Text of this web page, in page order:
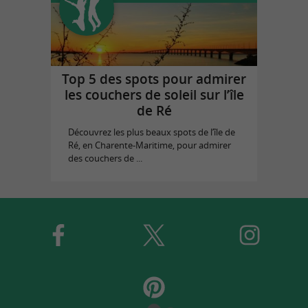
Top 5 des spots pour admirer
les couchers de soleil sur l’île
de Ré
Découvrez les plus beaux spots de l’île de
Ré, en Charente-Maritime, pour admirer
des couchers de ...